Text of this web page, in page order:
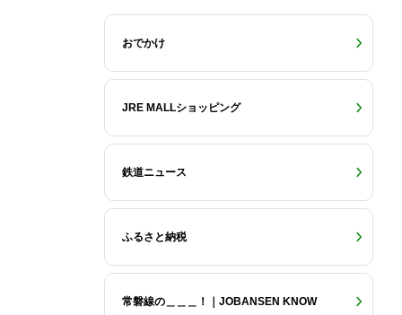
おでかけ
JRE MALLショッピング
鉄道ニュース
ふるさと納税
常磐線の＿＿＿！｜JOBANSEN KNOW